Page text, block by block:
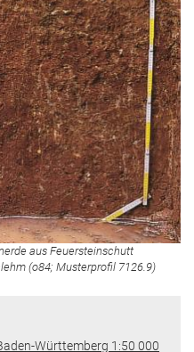
aus Feuersteinschutt
(o84; Musterprofil 7126.9)
Württemberg 1:50 000